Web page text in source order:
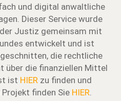
und digital anwaltliche
Dieser Service wurde
Justiz gemeinsam mit
entwickelt und ist
die rechtliche
über die finanziellen Mittel
ist HIER zu finden und
finden Sie HIER.